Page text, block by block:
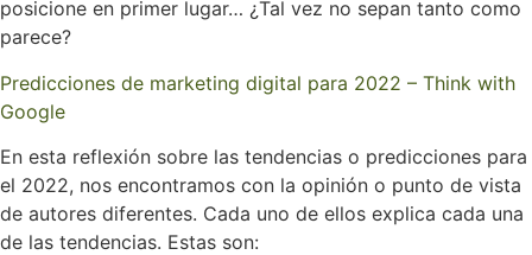
posicione en primer lugar… ¿Tal vez no sepan tanto como
parece?
Predicciones de marketing digital para 2022 – Think with
Google
En esta reflexión sobre las tendencias o predicciones para
el 2022, nos encontramos con la opinión o punto de vista
de autores diferentes. Cada uno de ellos explica cada una
de las tendencias. Estas son: